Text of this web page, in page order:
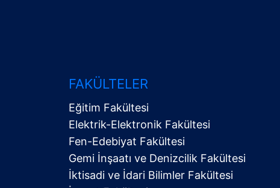
FAKÜLTELER
Eğitim Fakültesi
Elektrik-Elektronik Fakültesi
Fen-Edebiyat Fakültesi
Gemi İnşaatı ve Denizcilik Fakültesi
İktisadi ve İdari Bilimler Fakültesi